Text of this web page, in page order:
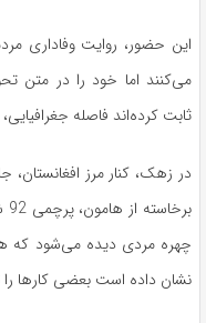
این حضور، روایت وفاداری
می‌کنند اما خود را در متن
ثابت کرده‌اند فاصله
در زهک، کنار مرز
چهره مردی دیده می‌شود که
نشان داده است بعضی کارها را